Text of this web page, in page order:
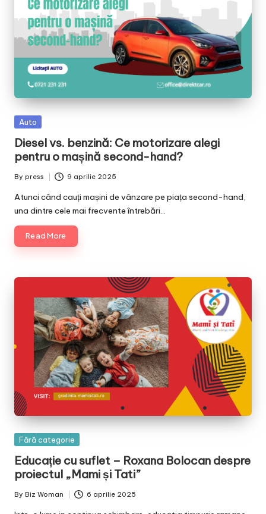
Posted
Auto
Diesel vs. benzină: Ce motorizare alegi
pentru o mașină second-hand?
Posted
by
By press 9 aprilie 2025
Atunci când cauți mașini de vânzare pe piața second-hand,
una dintre cele mai frecvente întrebări…
Read More
Posted
Fără categorie
Educație cu suflet – Roxana Bolocan despre
proiectul „Mami și Tati”
Posted
by
By Biz Woman 6 aprilie 2025